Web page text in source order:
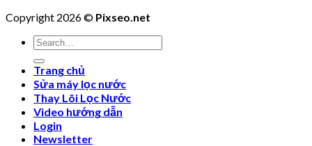
Copyright 2026 © Pixseo.net
Search
for:
Trang chủ
Sửa máy lọc nước
Thay Lõi Lọc Nước
Video hướng dẫn
Login
Newsletter